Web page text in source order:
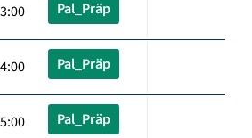
Pal_Präp
Pal_Präp
Pal_Präp